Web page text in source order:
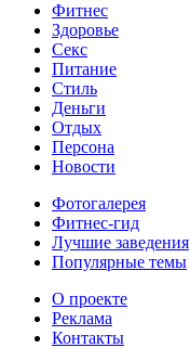
Фитнес
Здоровье
Секс
Питание
Стиль
Деньги
Отдых
Персона
Новости
Фотогалерея
Фитнес-гид
Лучшие заведения
Популярные темы
О проекте
Реклама
Контакты